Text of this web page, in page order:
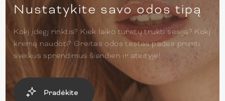
Nustatykite savo odos tipą
Kokį įdegį rinktis? Kiek laiko turėtų trukti sesija? Kokį
kremą naudoti? Greitas odos testas padės priimti
sveikus sprendimus šiandien ir ateityje!
Pradėkite